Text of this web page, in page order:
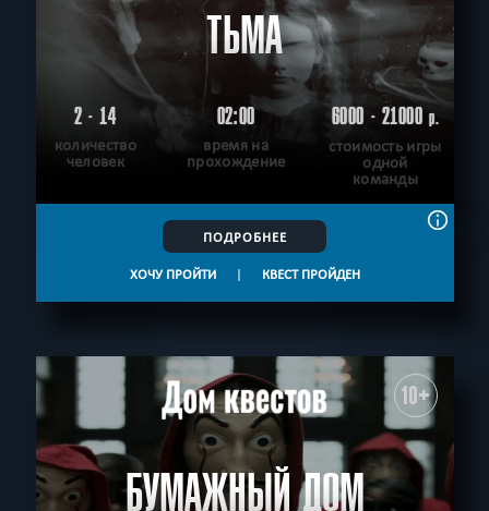
ТЬМА
2 - 14
количество
человек
02:00
время на
прохождение
6000 - 21000р.
стоимость игры
одной
команды
ПОДРОБНЕЕ
ХОЧУ ПРОЙТИ | КВЕСТ ПРОЙДЕН
10+
БУМАЖНЫЙ ДОМ